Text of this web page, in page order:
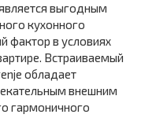
выгодным
кухонного
фактор в условиях
Встраиваемый
обладает
внешним
гармоничного